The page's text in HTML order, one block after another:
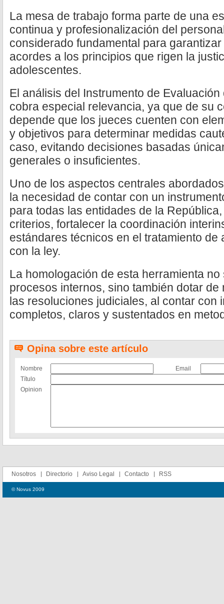
La mesa de trabajo forma parte de una
continua y profesionalización del
considerado fundamental para
acordes a los principios que rigen la
adolescentes.
El análisis del Instrumento de
cobra especial relevancia, ya que de su
depende que los jueces cuenten con
y objetivos para determinar medidas
caso, evitando decisiones basadas
generales o insuficientes.
Uno de los aspectos centrales
la necesidad de contar con un
para todas las entidades de la
criterios, fortalecer la coordinación
estándares técnicos en el tratamiento de
con la ley.
La homologación de esta herramienta
procesos internos, sino también dotar
las resoluciones judiciales, al contar con
completos, claros y sustentados en
Opina sobre este artículo
Nombre
Email
Título
Opinion
Nosotros Directorio Aviso Legal Contacto RSS
© Novus 2009